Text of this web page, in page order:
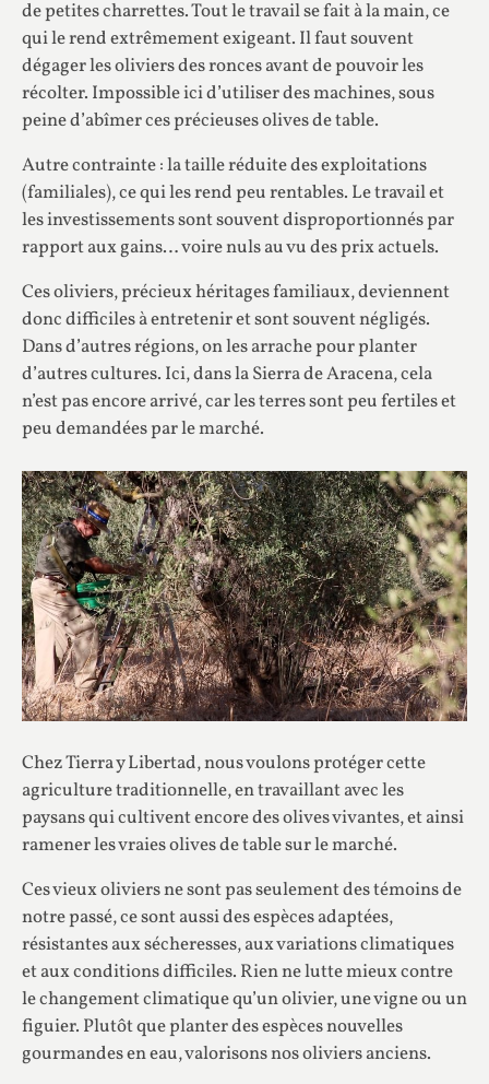
de petites charrettes. Tout le travail se fait à la main, ce
qui le rend extrêmement exigeant. Il faut souvent
dégager les oliviers des ronces avant de pouvoir les
récolter. Impossible ici d’utiliser des machines, sous
peine d’abîmer ces précieuses olives de table.
Autre contrainte : la taille réduite des exploitations
(familiales), ce qui les rend peu rentables. Le travail et
les investissements sont souvent disproportionnés par
rapport aux gains… voire nuls au vu des prix actuels.
Ces oliviers, précieux héritages familiaux, deviennent
donc difficiles à entretenir et sont souvent négligés.
Dans d’autres régions, on les arrache pour planter
d’autres cultures. Ici, dans la Sierra de Aracena, cela
n’est pas encore arrivé, car les terres sont peu fertiles et
peu demandées par le marché.
Chez Tierra y Libertad, nous voulons protéger cette
agriculture traditionnelle, en travaillant avec les
paysans qui cultivent encore des olives vivantes, et ainsi
ramener les vraies olives de table sur le marché.
Ces vieux oliviers ne sont pas seulement des témoins de
notre passé, ce sont aussi des espèces adaptées,
résistantes aux sécheresses, aux variations climatiques
et aux conditions difficiles. Rien ne lutte mieux contre
le changement climatique qu’un olivier, une vigne ou un
figuier. Plutôt que planter des espèces nouvelles
gourmandes en eau, valorisons nos oliviers anciens.